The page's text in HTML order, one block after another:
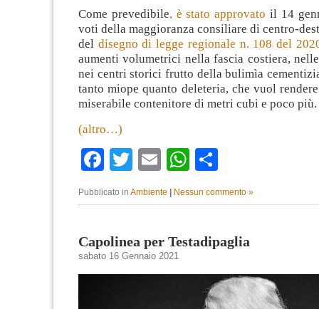
Come prevedibile, è stato approvato il 14
voti della maggioranza consiliare di centro-
del disegno di legge regionale n. 108 del
aumenti volumetrici nella fascia costiera,
nei centri storici frutto della bulimìa
tanto miope quanto deleteria, che vuol
miserabile contenitore di metri cubi e poco più.
(altro…)
Facebook
TwitterEmailWhatsApp
Pubblicato in Ambiente Nessun commento »
Capolinea per Testadipaglia
sabato 16 Gennaio 2021